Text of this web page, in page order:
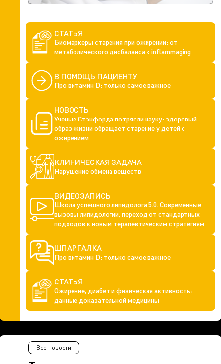
СТАТЬЯ
Биомаркеры старения при ожирении: от
метаболического дисбаланса к inflammaging
В ПОМОЩЬ ПАЦИЕНТУ
Про витамин D: только самое важное
НОВОСТЬ
Ученые Стэнфорда потрясли науку: здоровый
образ жизни обращает старение у детей с
ожирением
КЛИНИЧЕСКАЯ ЗАДАЧА
Нарушение обмена веществ
ВИДЕОЗАПИСЬ
Школа успешного липидолога 5.0. Современные
вызовы липидологии, переход от стандартных
подходов к новым терапевтическим стратегиям
ШПАРГАЛКА
Про витамин D: только самое важное
СТАТЬЯ
Ожирение, диабет и физическая активность:
данные доказательной медицины
Все новости